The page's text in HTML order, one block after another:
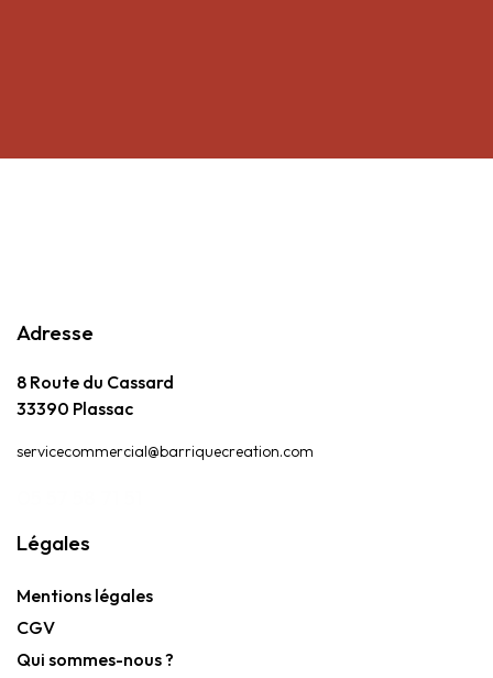
Adresse
8 Route du Cassard
33390 Plassac
servicecommercial@barriquecreation.com
Légales
Mentions légales
CGV
Qui sommes-nous ?